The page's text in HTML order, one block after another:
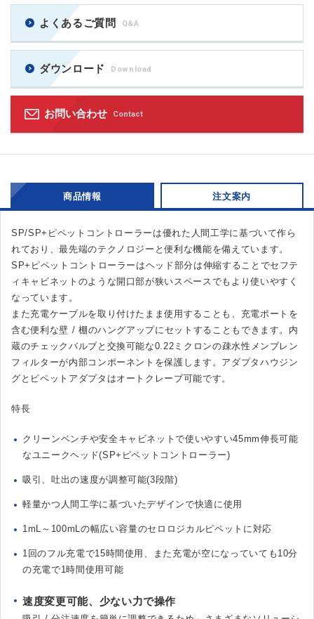
よくあるご質問 Q&A
ダウンロード Download
お問い合わせ Contact
商品情報 注文案内
SP/SP+ピペットコントローラーは優れた人間工学に基づいて作ら
れており、最先端のテクノロジーと便利な機能を備えています。
SP+ピペットコントローラーはヘッド部分は伸縮することでセフテ
ィキャビネットのような開口部が狭いスペースでもより使いやすく
なっています。
また充電ケーブルを取り付けたまま使用することも、充電ポートを
含む便利な壁 / 棚のハングアップにセットすることもできます。内
蔵のチェックバルブと交換可能な0.22ミクロンの疎水性メンブレン
フィルターが内部コンポーネントを保護します。アダプタハウジン
グとピペットアダプタはオートクレーブ可能です。
特長
クリーンベンチや安全キャビネットで使いやすい45mm伸長可能
なユニークヘッド(SP+ピペットコントローラー)
吸引、吐出の速度が調整可能(3段階)
軽量かつ人間工学に基づいたデザインで快適に使用
1mL～100mLの幅広い容量のセロロジカルピペットに対応
1回のフル充電で15時間使用、また充電が空になっていても10分
の充電で1時間使用可能
速度変更可能、少ない力で操作